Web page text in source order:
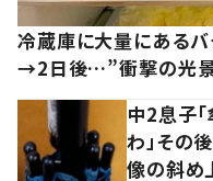
冷蔵庫に大量にあるバ
→2日後…”衝撃の光景”
中2息子
わ」その
像の斜め